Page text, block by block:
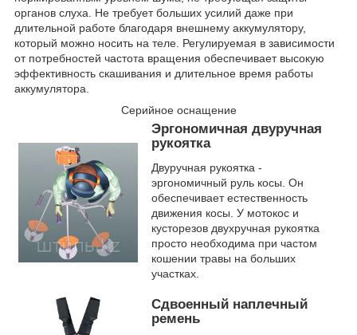
органов слуха. Не требует больших усилий даже при
длительной работе благодаря внешнему аккумулятору,
который можно носить на теле. Регулируемая в зависимости
от потребностей частота вращения обеспечивает высокую
эффективность скашивания и длительное время работы
аккумулятора.
Серийное оснащение
Эргономичная двуручная
рукоятка
Двуручная рукоятка -
эргономичный руль косы. Он
обеспечивает естественность
движения косы. У мотокос и
кусторезов двухручная рукоятка
просто необходима при частом
кошении травы на больших
участках.
Сдвоенный наплечный
ремень